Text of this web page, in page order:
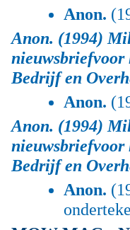
Anon.
Anon. (1994)
Bedrijf en
Anon.
Anon. (1994)
Bedrijf en
Anon.